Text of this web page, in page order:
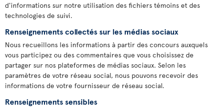
d'informations sur notre utilisation des fichiers témoins et des
technologies de suivi.
Renseignements collectés sur les médias sociaux
Nous recueillons les informations à partir des concours auxquels
vous participez ou des commentaires que vous choisissez de
partager sur nos plateformes de médias sociaux. Selon les
paramètres de votre réseau social, nous pouvons recevoir des
informations de votre fournisseur de réseau social.
Renseignements sensibles